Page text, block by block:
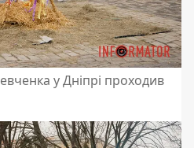
у Дніпрі проходив